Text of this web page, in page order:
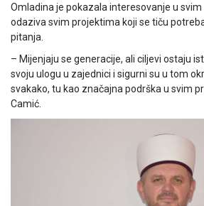
Omladina je pokazala interesovanje u
odaziva svim projektima koji se tiču
pitanja.
– Mijenjaju se generacije, ali ciljevi ostaju
svoju ulogu u zajednici i sigurni su u tom
svakako, tu kao značajna podrška u svim
Camić.